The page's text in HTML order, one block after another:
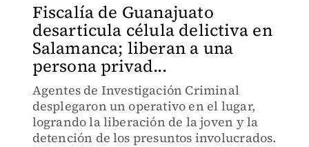
Fiscalía de Guanajuato
desarticula célula delictiva en
Salamanca; liberan a una
persona privad...
Agentes de Investigación Criminal
desplegaron un operativo en el lugar,
logrando la liberación de la joven y la
detención de los presuntos involucrados.